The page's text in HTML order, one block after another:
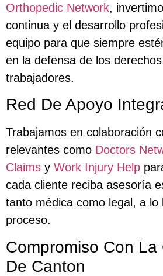
Orthopedic Network,
continua y el desarrollo
equipo para que siempre
en la defensa de los
trabajadores.
Red De Apoyo
Trabajamos en colaboración
relevantes como Doctors
Claims y Work Injury Help
cada cliente reciba asesoría
tanto médica como legal, a lo
proceso.
Compromiso Con La
De Canton